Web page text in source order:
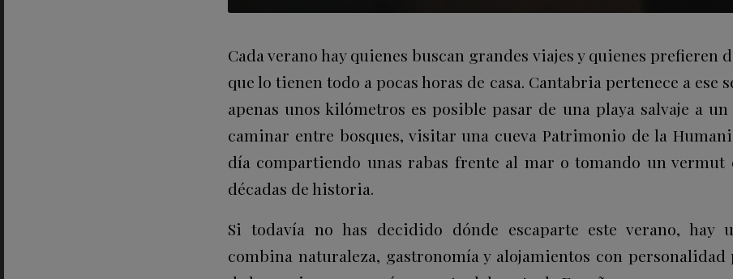
Cada verano hay quienes buscan grandes viajes y quienes prefieren
que lo tienen todo a pocas horas de casa. Cantabria pertenece a ese
apenas unos kilómetros es posible pasar de una playa salvaje a
caminar entre bosques, visitar una cueva Patrimonio de la
día compartiendo unas rabas frente al mar o tomando un vermut
décadas de historia.
Si todavía no has decidido dónde escaparte este verano, hay
combina naturaleza, gastronomía y alojamientos con personalidad